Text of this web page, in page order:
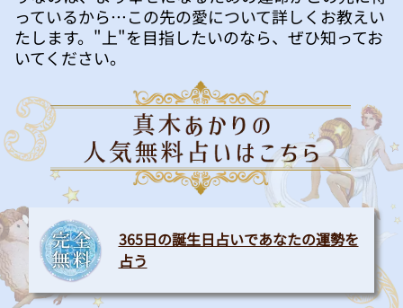
っているから…この先の愛について詳しくお教えい
たします。"上"を目指したいのなら、ぜひ知ってお
いてください。
365日の誕生日占いであなたの運勢を
占う